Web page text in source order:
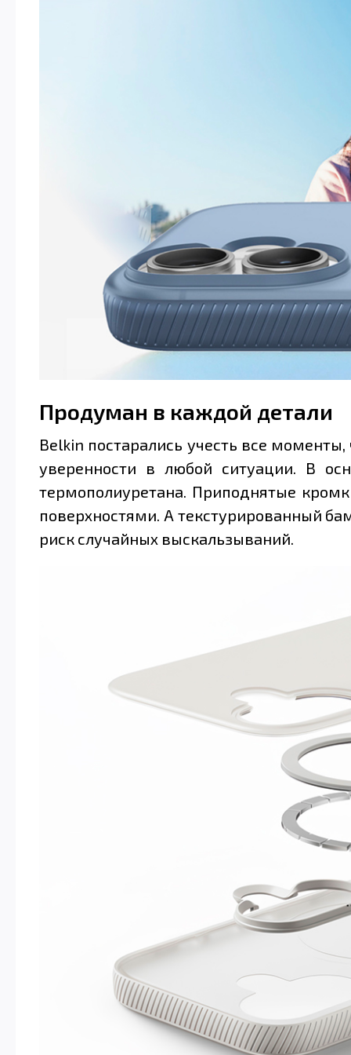
Продуман в каждой детали
Belkin постарались учесть все
уверенности в любой ситуации. В
термополиуретана. Приподнятые
поверхностями. А текстурированный
риск случайных выскальзываний.